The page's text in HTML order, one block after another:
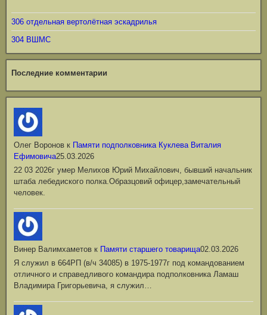
306 отдельная вертолётная эскадрилья
304 ВШМС
Последние комментарии
Олег Воронов к Памяти подполковника Куклева Виталия
Ефимовича25.03.2026
22 03 2026г умер Мелихов Юрий Михайлович, бывший начальник
штаба лебедиского полка.Образцовий офицер,замечательный
человек.
Винер Валимхаметов к Памяти старшего товарища02.03.2026
Я служил в 664РП (в/ч 34085) в 1975-1977г под командованием
отличного и справедливого командира подполковника Ламаш
Владимира Григорьевича, я служил…